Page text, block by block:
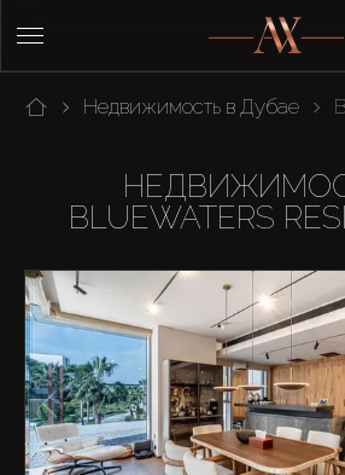
Недвижимость в Дубае
BLUEWATERS